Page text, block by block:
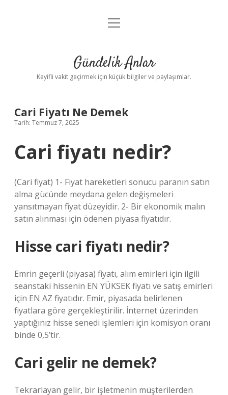
Anasayfa
Yasal Uyarı
menüyü
Gündelik Anlar
Keyifli vakit geçirmek için küçük bilgiler ve paylaşımlar.
Cari Fiyatı Ne Demek
Tarih: Temmuz 7, 2025
Cari fiyatı nedir?
(Cari fiyat) 1- Fiyat hareketleri sonucu paranın satın
alma gücünde meydana gelen değişmeleri
yansıtmayan fiyat düzeyidir. 2- Bir ekonomik malın
satın alınması için ödenen piyasa fiyatıdır.
Hisse cari fiyatı nedir?
Emrin geçerli (piyasa) fiyatı, alım emirleri için ilgili
seanstaki hissenin EN YÜKSEK fiyatı ve satış emirleri
için EN AZ fiyatıdır. Emir, piyasada belirlenen
fiyatlara göre gerçekleştirilir. İnternet üzerinden
yaptığınız hisse senedi işlemleri için komisyon oranı
binde 0,5’tir.
Cari gelir ne demek?
Tekrarlayan gelir, bir işletmenin müşterilerden